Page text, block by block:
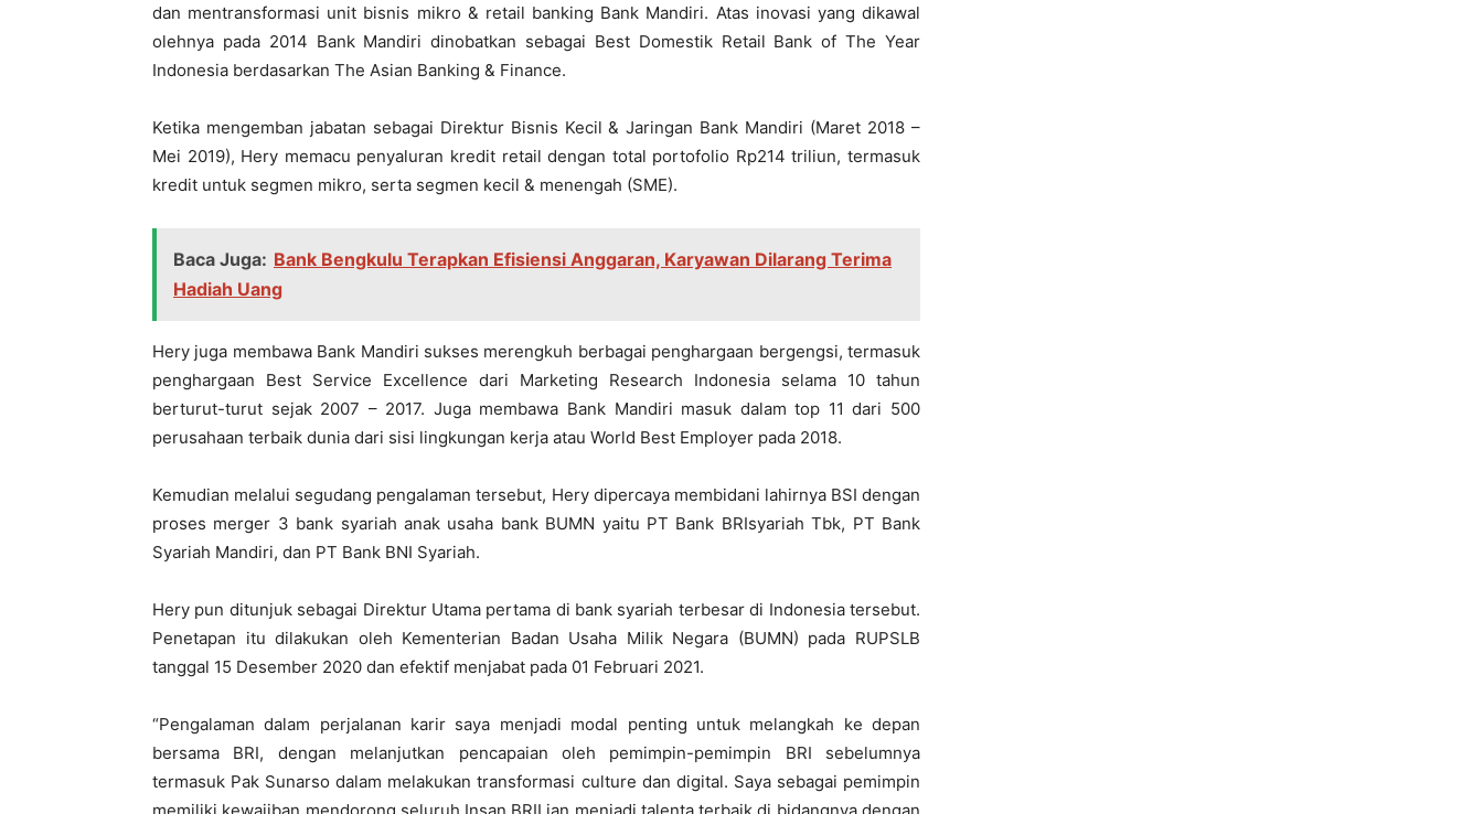
dan mentransformasi unit bisnis mikro & retail banking Bank Mandiri. Atas inovasi yang dikawal
olehnya pada 2014 Bank Mandiri dinobatkan sebagai Best Domestik Retail Bank of The Year
Indonesia berdasarkan The Asian Banking & Finance.
Ketika mengemban jabatan sebagai Direktur Bisnis Kecil & Jaringan Bank Mandiri (Maret 2018 –
Mei 2019), Hery memacu penyaluran kredit retail dengan total portofolio Rp214 triliun, termasuk
kredit untuk segmen mikro, serta segmen kecil & menengah (SME).
Baca Juga: Bank Bengkulu Terapkan Efisiensi Anggaran, Karyawan Dilarang Terima
Hadiah Uang
Hery juga membawa Bank Mandiri sukses merengkuh berbagai penghargaan bergengsi, termasuk
penghargaan Best Service Excellence dari Marketing Research Indonesia selama 10 tahun
berturut-turut sejak 2007 – 2017. Juga membawa Bank Mandiri masuk dalam top 11 dari 500
perusahaan terbaik dunia dari sisi lingkungan kerja atau World Best Employer pada 2018.
Kemudian melalui segudang pengalaman tersebut, Hery dipercaya membidani lahirnya BSI dengan
proses merger 3 bank syariah anak usaha bank BUMN yaitu PT Bank BRIsyariah Tbk, PT Bank
Syariah Mandiri, dan PT Bank BNI Syariah.
Hery pun ditunjuk sebagai Direktur Utama pertama di bank syariah terbesar di Indonesia tersebut.
Penetapan itu dilakukan oleh Kementerian Badan Usaha Milik Negara (BUMN) pada RUPSLB
tanggal 15 Desember 2020 dan efektif menjabat pada 01 Februari 2021.
“Pengalaman dalam perjalanan karir saya menjadi modal penting untuk melangkah ke depan
bersama BRI, dengan melanjutkan pencapaian oleh pemimpin-pemimpin BRI sebelumnya
termasuk Pak Sunarso dalam melakukan transformasi culture dan digital. Saya sebagai pemimpin